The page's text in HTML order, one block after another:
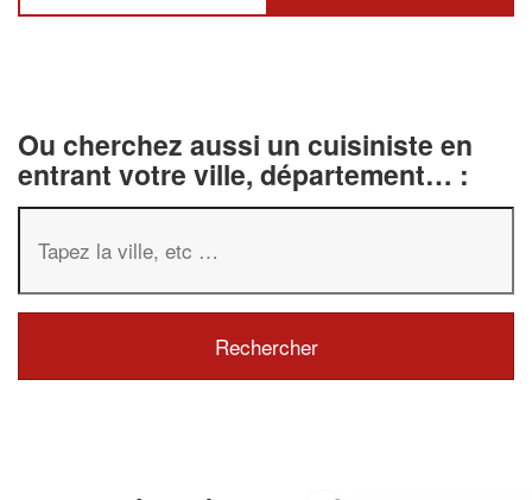
Ou cherchez aussi un cuisiniste en
entrant votre ville, département… :